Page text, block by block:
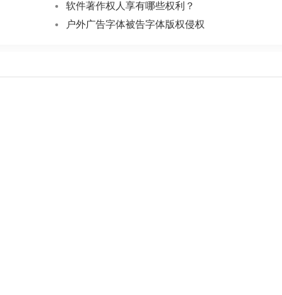
软件著作权人享有哪些权利？
户外广告字体被告字体版权侵权